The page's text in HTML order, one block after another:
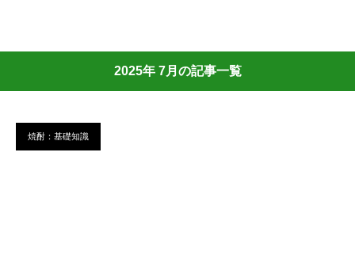
2025年 7月の記事一覧
焼酎：基礎知識